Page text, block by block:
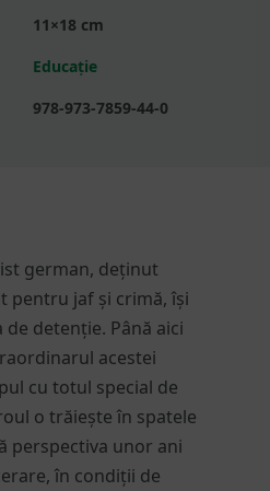
11×18 cm
Educație
978-973-7859-44-0
german, deținut
pentru jaf și crimă, își
detenție. Până aici
acestei
cu totul special de
o trăiește în spatele
perspectiva unor ani
în condiții de